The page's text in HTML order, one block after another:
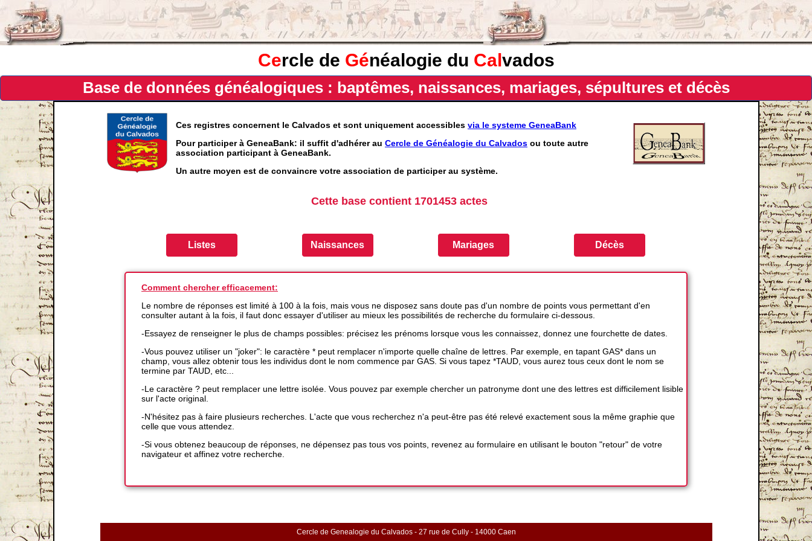
Cercle de Généalogie du Calvados
Base de données généalogiques : baptêmes, naissances, mariages, sépultures et décès
Ces registres concernent le Calvados et sont uniquement accessibles via le systeme GeneaBank
Pour participer à GeneaBank: il suffit d'adhérer au Cercle de Généalogie du Calvados ou toute autre
association participant à GeneaBank.
Un autre moyen est de convaincre votre association de participer au système.
Cette base contient 1701453 actes
Comment chercher efficacement:
Le nombre de réponses est limité à 100 à la fois, mais vous ne disposez sans doute pas d'un nombre de points vous permettant d'en
consulter autant à la fois, il faut donc essayer d'utiliser au mieux les possibilités de recherche du formulaire ci-dessous.
-Essayez de renseigner le plus de champs possibles: précisez les prénoms lorsque vous les connaissez, donnez une fourchette de dates.
-Vous pouvez utiliser un "joker": le caractère * peut remplacer n'importe quelle chaîne de lettres. Par exemple, en tapant GAS* dans un
champ, vous allez obtenir tous les individus dont le nom commence par GAS. Si vous tapez *TAUD, vous aurez tous ceux dont le nom se
termine par TAUD, etc...
-Le caractère ? peut remplacer une lettre isolée. Vous pouvez par exemple chercher un patronyme dont une des lettres est difficilement lisible
sur l'acte original.
-N'hésitez pas à faire plusieurs recherches. L'acte que vous recherchez n'a peut-être pas été relevé exactement sous la même graphie que
celle que vous attendez.
-Si vous obtenez beaucoup de réponses, ne dépensez pas tous vos points, revenez au formulaire en utilisant le bouton "retour" de votre
navigateur et affinez votre recherche.
Cercle de Genealogie du Calvados - 27 rue de Cully - 14000 Caen